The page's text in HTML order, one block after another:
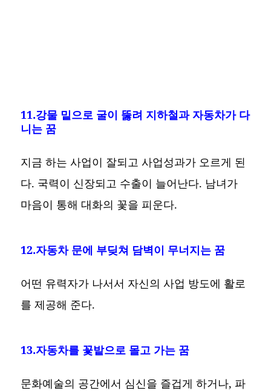
11.강물 밑으로 굴이 뚫려 지하철과 자동차가 다
니는 꿈
지금 하는 사업이 잘되고 사업성과가 오르게 된
다. 국력이 신장되고 수출이 늘어난다. 남녀가
마음이 통해 대화의 꽃을 피운다.
12.자동차 문에 부딪쳐 담벽이 무너지는 꿈
어떤 유력자가 나서서 자신의 사업 방도에 활로
를 제공해 준다.
13.자동차를 꽃밭으로 몰고 가는 꿈
문화예술의 공간에서 심신을 즐겁게 하거나, 파